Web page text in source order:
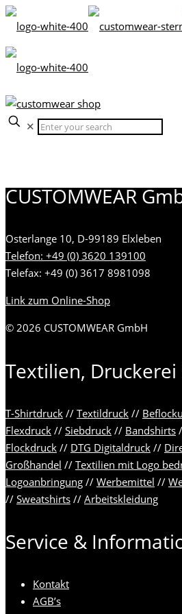
✕
CUSTOMWEAR
Osterlange 10, D-99189 Elxleben
Telefon: +49 (0) 3620 139100
Telefax: +49 (0) 3617 8981098
Link zum Online-Shop
© 2026 CUSTOMWEAR GmbH
Textilien, Druckerei
T-Shirtdruck // Textildruck //
Flexdruck // Siebdruck // Bandshirts
Flockdruck // DTG Digitaldruck //
Großhandel // Textilien mit Logo
Logoanbringung // Werbemittel //
// Sweatshirts // Arbeitskleidung
Service &
Kontakt
AGB’s